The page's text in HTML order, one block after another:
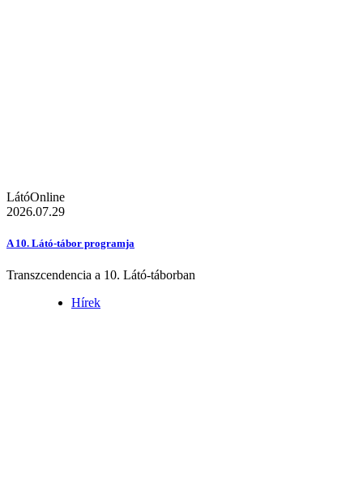
LátóOnline
2026.07.29
A 10. Látó-tábor programja
Transzcendencia a 10. Látó-táborban
Hírek